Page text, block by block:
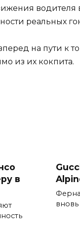
реальных
на пути к
из их кокпита.
в
вновь